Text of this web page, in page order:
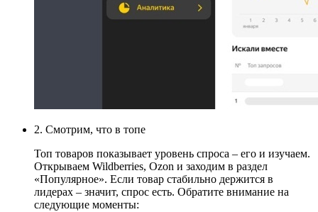
2. Смотрим, что в топе
Топ товаров показывает уровень спроса – его и изучаем.
Открываем Wildberries, Ozon и заходим в раздел
«Популярное». Если товар стабильно держится в
лидерах – значит, спрос есть. Обратите внимание на
следующие моменты: